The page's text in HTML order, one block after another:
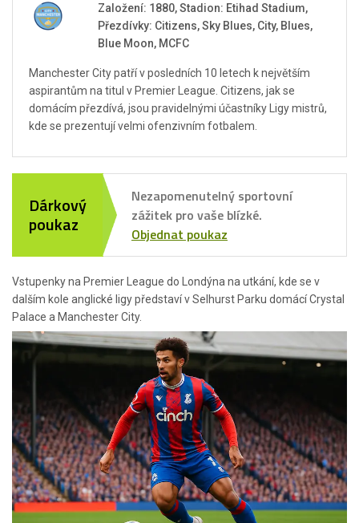
Vstupenky na Premier League do Londýna na utkání, kde se v
dalším kole anglické ligy představí v Selhurst Parku domácí Crystal
Palace a Manchester City.
Založení: 1880, Stadion: Etihad Stadium,
Přezdívky: Citizens, Sky Blues, City, Blues,
Blue Moon, MCFC
Manchester City patří v posledních 10 letech k největším
aspirantům na titul v Premier League. Citizens, jak se
domácím přezdívá, jsou pravidelnými účastníky Ligy mistrů,
kde se prezentují velmi ofenzivním fotbalem.
Dárkový
poukaz
Nezapomenutelný sportovní
zážitek pro vaše blízké.
Objednat poukaz